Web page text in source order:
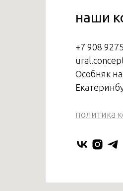
наши
+7 908
Особняк
политика